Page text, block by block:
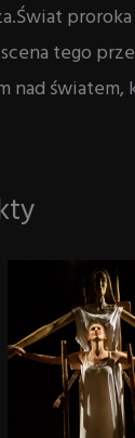
tego
nad
wariantów.